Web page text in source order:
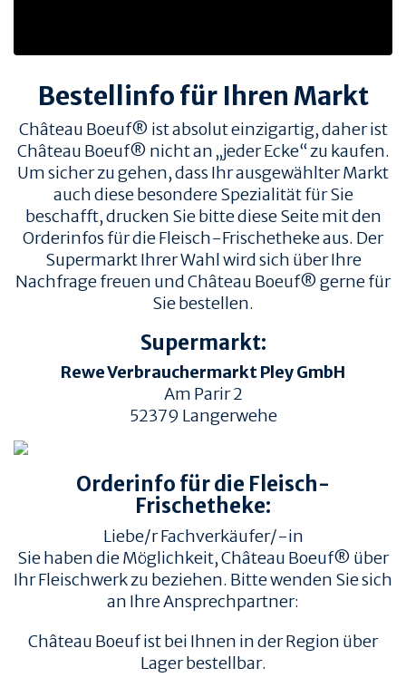
Bestellinfo für Ihren Markt
Château Boeuf® ist absolut einzigartig, daher ist
Château Boeuf® nicht an „jeder Ecke“ zu kaufen.
Um sicher zu gehen, dass Ihr ausgewählter Markt
auch diese besondere Spezialität für Sie
beschafft, drucken Sie bitte diese Seite mit den
Orderinfos für die Fleisch-Frischetheke aus. Der
Supermarkt Ihrer Wahl wird sich über Ihre
Nachfrage freuen und Château Boeuf® gerne für
Sie bestellen.
Supermarkt:
Rewe Verbrauchermarkt Pley GmbH
Am Parir 2
52379 Langerwehe
Orderinfo für die Fleisch-
Frischetheke:
Liebe/r Fachverkäufer/-in
Sie haben die Möglichkeit, Château Boeuf® über
Ihr Fleischwerk zu beziehen. Bitte wenden Sie sich
an Ihre Ansprechpartner:
Château Boeuf ist bei Ihnen in der Region über
Lager bestellbar.
TIERWOHL &
HERKUNFT & HALTUNG
RINDERRASSEN
ZERTIFIZIERUNGEN
QUALITÄT &
RÜCKVERFOLGBARKEIT
ZUSCHNITTE
REZEPTE
REZEPTE
EMPFOHLENE SEITEN
INFORMATION